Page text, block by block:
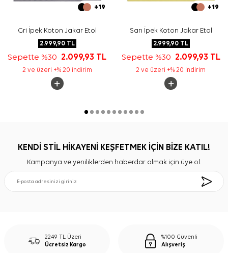
+19
Gri İpek Koton Jakar Etol
2.999,90TL
Sepette %30 2.099,93 TL
2 ve üzeri +% 20 indirim
+19
Sarı İpek Koton Jakar Etol
2.999,90 TL
Sepette %30 2.099,93 TL
2 ve üzeri +% 20 indirim
KENDİ STİL HİKAYENİ KEŞFETMEK İÇİN BİZE KATIL!
Kampanya ve yeniliklerden haberdar olmak için üye ol.
2249 TL Üzeri
Ücretsiz Kargo
%100 Güvenli
Alışveriş